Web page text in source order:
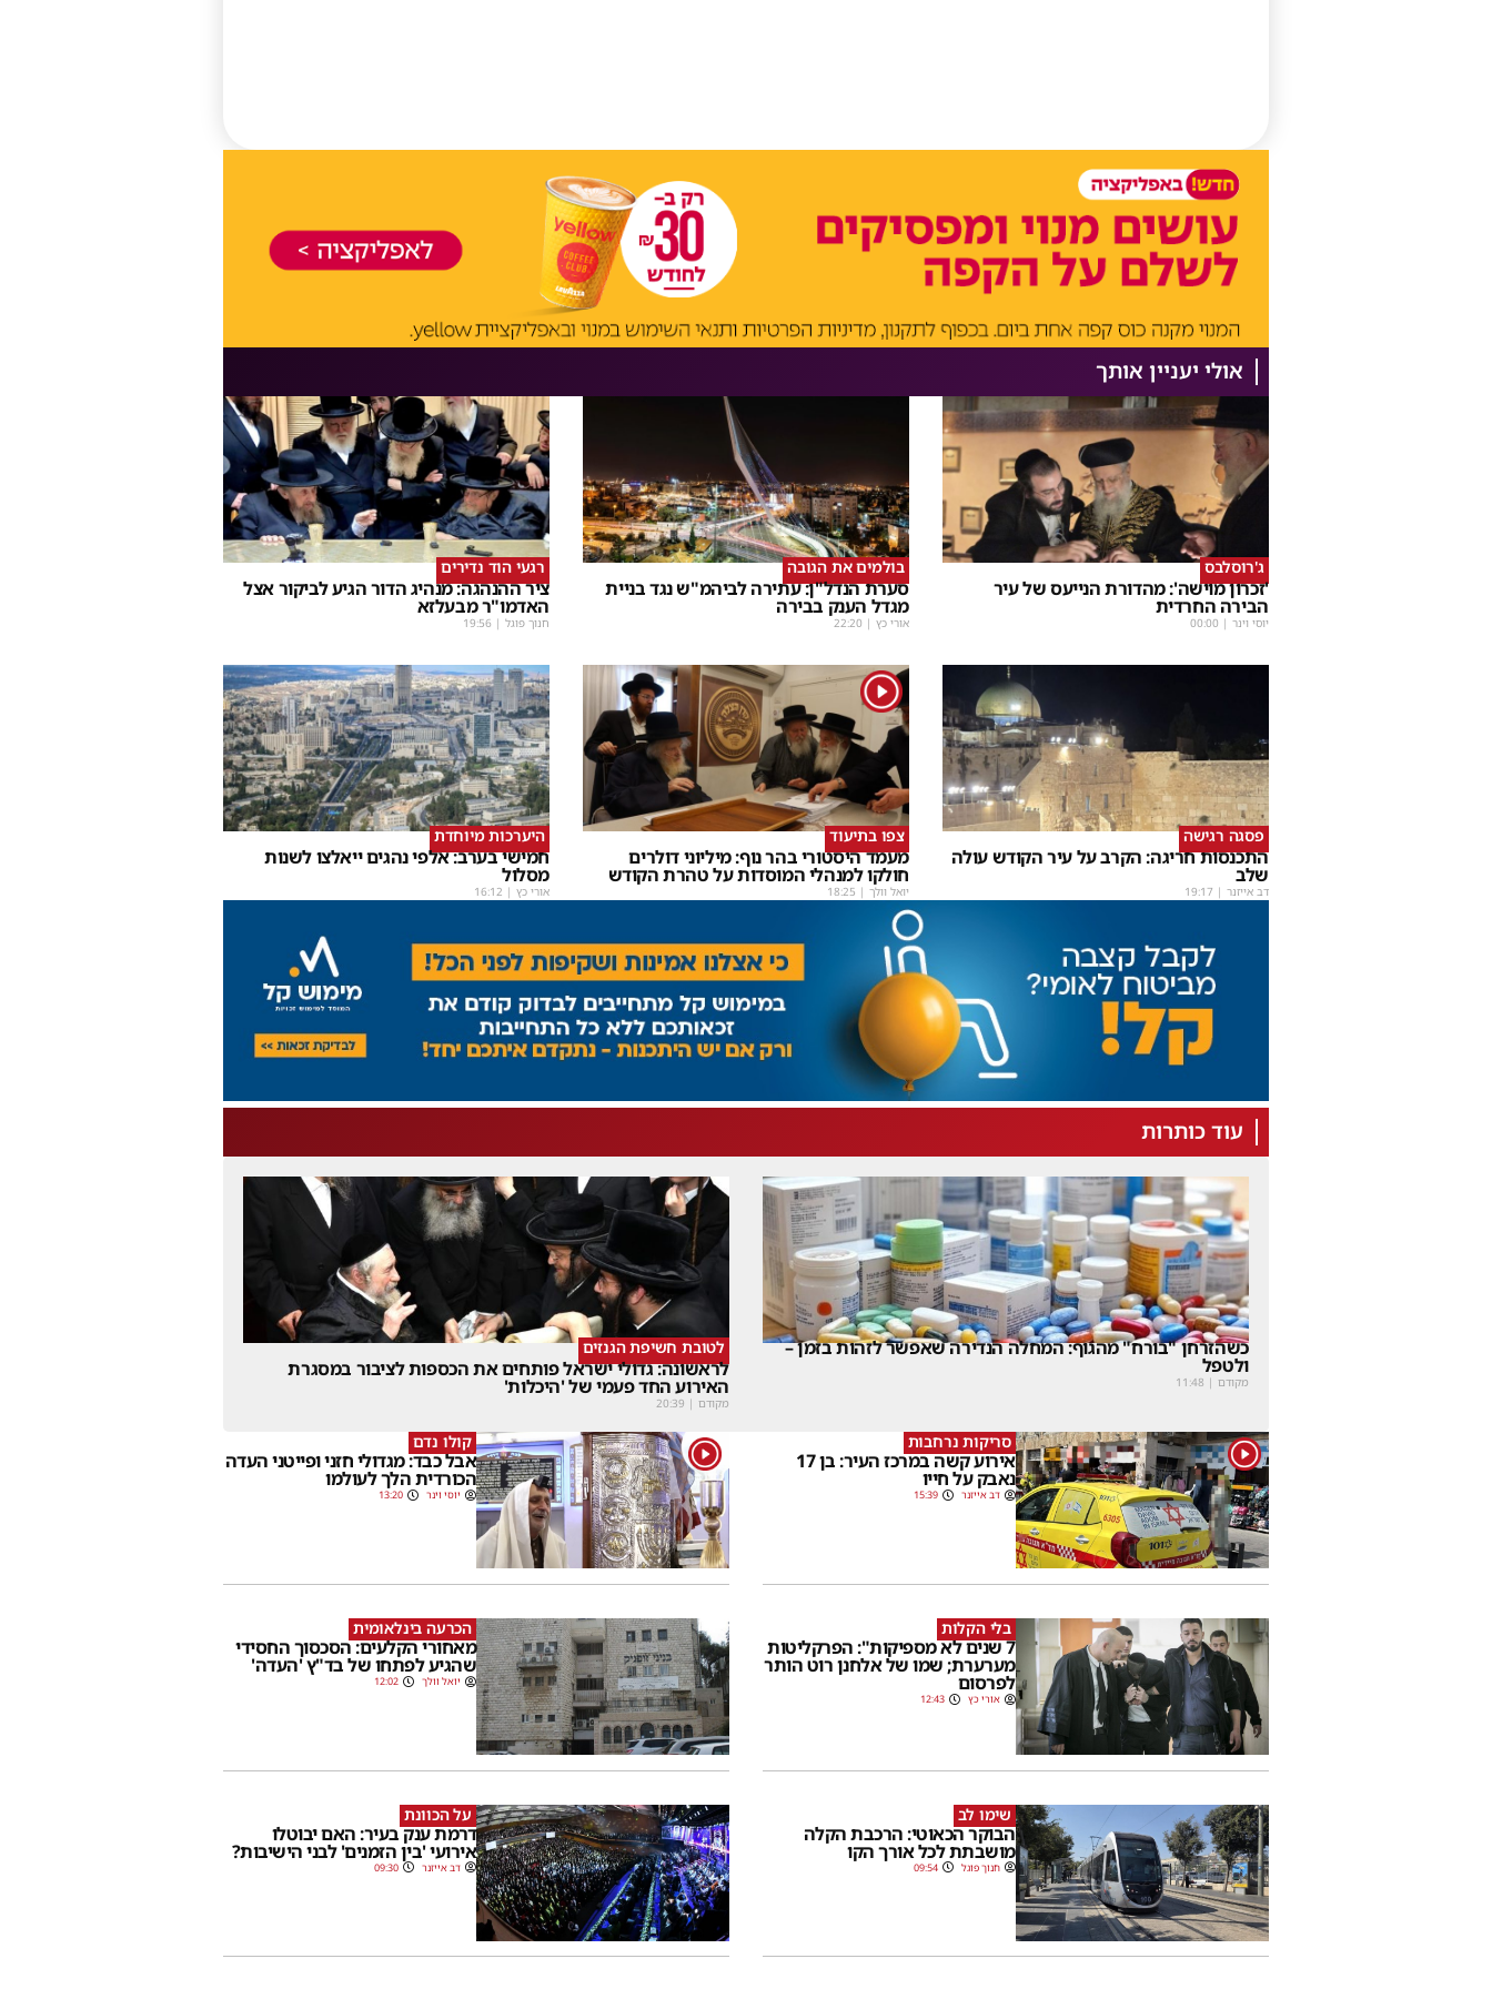
אולי יעניין אותך
ג'רוסלבס
'זכרון מוישה': מהדורת הנייעס של עיר
הבירה החרדית
יוסי וינר |
00:00
בולמים את הגובה
סערת הנדל"ן: עתירה לביהמ"ש נגד בניית
מגדל הענק בבירה
אורי כץ |
22:20
רגעי הוד נדירים
ציר ההנהגה: מנהיג הדור הגיע לביקור אצל
האדמו"ר מבעלזא
חנוך פוגל |
19:56
פסגה רגישה
התכנסות חריגה: הקרב על עיר הקודש עולה
שלב
דב אייזנר |
19:17
1
צפו בתיעוד
מעמד היסטורי בהר נוף: מיליוני דולרים
חולקו למנהלי המוסדות על טהרת הקודש
יואל וולך |
18:25
היערכות מיוחדת
חמישי בערב: אלפי נהגים ייאלצו לשנות
מסלול
אורי כץ |
16:12
עוד כותרות
כשהזרחן "בורח" מהגוף: המחלה הנדירה שאפשר לזהות בזמן –
ולטפל
מקודם |
11:48
לטובת חשיפת הגנזים
לראשונה: גדולי ישראל פותחים את הכספות לציבור במסגרת
האירוע החד פעמי של 'היכלות'
מקודם |
20:39
1 סריקות נרחבות
אירוע קשה במרכז העיר: בן 17
נאבק על חייו
דב אייזנר 15:39
1 קולו נדם
אבל כבד: מגדולי חזני ופייטני העדה
הכורדית הלך לעולמו
יוסי וינר 13:20
בלי הקלות
7 שנים לא מספיקות": הפרקליטות
מערערת; שמו של אלחנן רוט הותר
לפרסום
אורי כץ 12:43
הכרעה בינלאומית
מאחורי הקלעים: הסכסוך החסידי
שהגיע לפתחו של בד"ץ 'העדה'
יואל וולך 12:02
שימו לב
הבוקר הכאוטי: הרכבת הקלה
מושבתת לכל אורך הקו
חנוך פוגל 09:54
על הכוונת
דרמת ענק בעיר: האם יבוטלו
אירועי 'בין הזמנים' לבני הישיבות?
דב אייזנר 09:30